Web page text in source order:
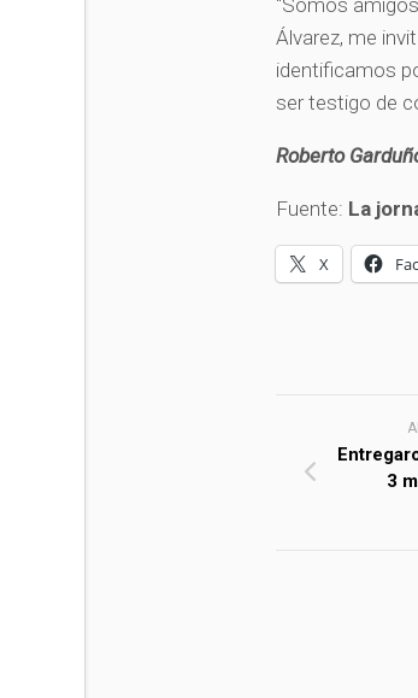
“Somos
Álvarez, me
identificamos
ser testigo de
Roberto
Fuente: La
X
3